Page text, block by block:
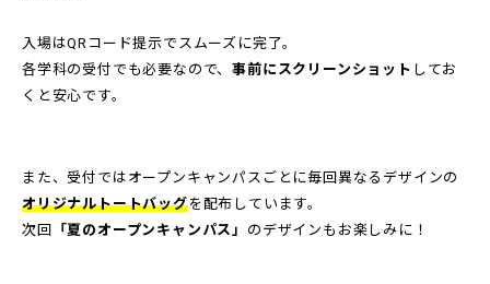
入場はQRコード提示でスムーズに完了。
各学科の受付でも必要なので、事前にスクリーンショット してお
くと安心です。
また、受付ではオープンキャンパスごとに毎回異なるデザインの
オリジナルトートバッグを配布しています。
次回
「夏のオープンキャンパス」 のデザインもお楽しみに！